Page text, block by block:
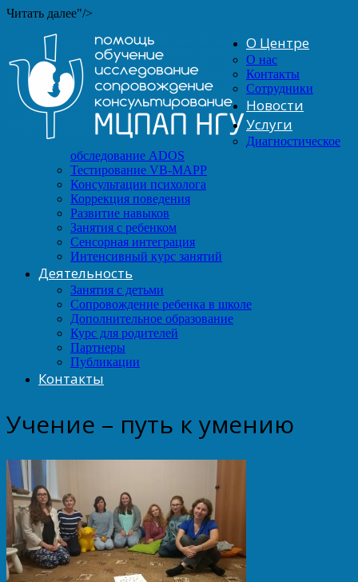
Читать далее"/>
О Центре
О нас
Контакты
Сотрудники
Новости
Услуги
Диагностическое
обследование ADOS
Тестирование VB-MAPP
Консультации психолога
Коррекция поведения
Развитие навыков
Занятия с ребенком
Сенсорная интеграция
Интенсивный курс занятий
Деятельность
Занятия с детьми
Сопровождение ребенка в школе
Дополнительное образование
Курс для родителей
Партнеры
Публикации
Контакты
Учение – путь к умению